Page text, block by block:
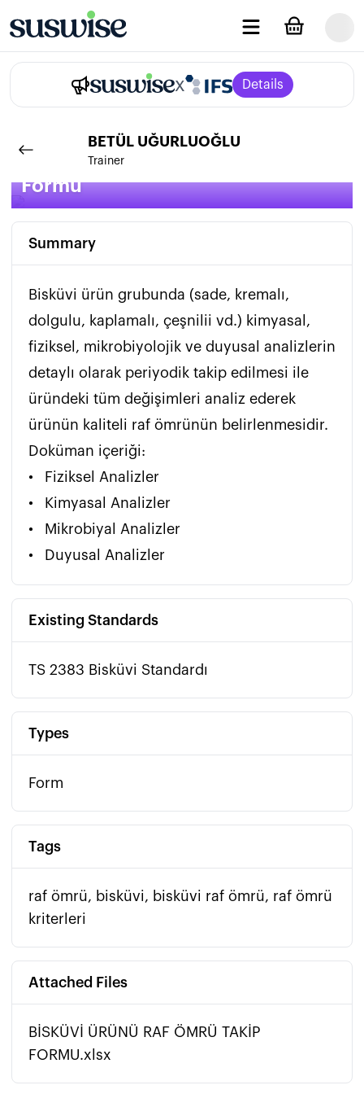
x Details
BETÜL UĞURLUOĞLU
Trainer
Bisküvi Ürünü Raf Ömrü Takip
Formu
Summary
Bisküvi ürün grubunda (sade, kremalı,
dolgulu, kaplamalı, çeşnilii vd.) kimyasal,
fiziksel, mikrobiyolojik ve duyusal analizlerin
detaylı olarak periyodik takip edilmesi ile
üründeki tüm değişimleri analiz ederek
ürünün kaliteli raf ömrünün belirlenmesidir.
Doküman içeriği:
•	Fiziksel Analizler
•	Kimyasal Analizler
•	Mikrobiyal Analizler
•	Duyusal Analizler
Existing Standards
TS 2383 Bisküvi Standardı
Types
Form
Tags
raf ömrü, bisküvi, bisküvi raf ömrü, raf ömrü
kriterleri
Attached Files
BİSKÜVİ ÜRÜNÜ RAF ÖMRÜ TAKİP
FORMU.xlsx